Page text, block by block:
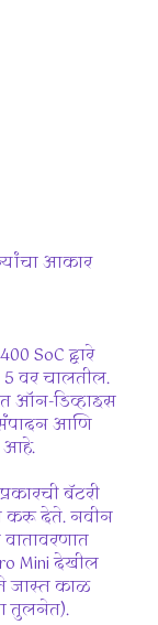
आकार
SoC द्वारे
वर चालतील.
ऑन-डिव्हाइस
संपादन आणि
आहे.
बॅटरी
करू देते. नवीन
वातावरणात
Mini देखील
जास्त काळ
तुलनेत).